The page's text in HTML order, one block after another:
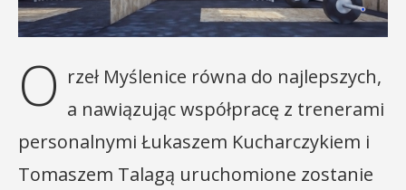
O rzeł Myślenice równa do najlepszych,
a nawiązując współpracę z trenerami
personalnymi Łukaszem Kucharczykiem i
Tomaszem Talagą uruchomione zostanie